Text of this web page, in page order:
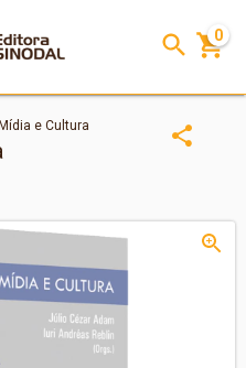
0
e Cultura